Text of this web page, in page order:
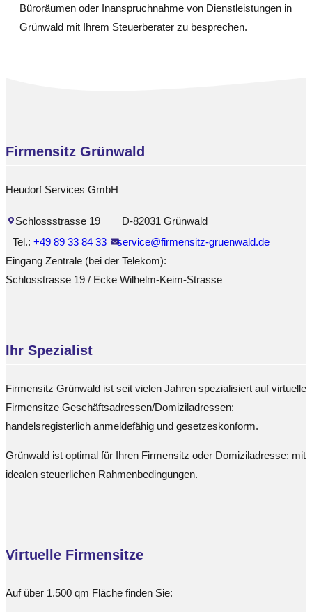
Büroräumen oder Inanspruchnahme von Dienstleistungen in
Grünwald mit Ihrem Steuerberater zu besprechen.
Firmensitz Grünwald
Heudorf Services GmbH
Schlossstrasse 19
D-82031 Grünwald
Tel.: +49 89 33 84 33
service@firmensitz-gruenwald.de
Eingang Zentrale (bei der Telekom):
Schlosstrasse 19 / Ecke Wilhelm-Keim-Strasse
Ihr Spezialist
Firmensitz Grünwald ist seit vielen Jahren spezialisiert auf virtuelle
Firmensitze Geschäftsadressen/Domiziladressen:
handelsregisterlich anmeldefähig und gesetzeskonform.
Grünwald ist optimal für Ihren Firmensitz oder Domiziladresse: mit
idealen steuerlichen Rahmenbedingungen.
Virtuelle Firmensitze
Auf über 1.500 qm Fläche finden Sie: